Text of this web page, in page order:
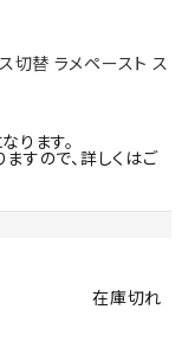
切替 ラメペースト ス
ります。
すので、詳しくはご
在庫切れ